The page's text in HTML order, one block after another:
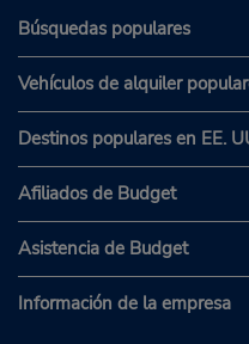
Búsquedas populares
Vehículos de alquiler
Destinos populares en EE.
Afiliados de Budget
Asistencia de Budget
Información de la empresa